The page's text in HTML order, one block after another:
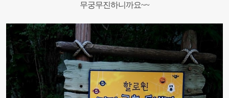
무궁무진하니까요~~